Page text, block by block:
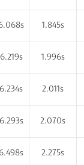
1.845s
1.996s
2.011s
2.070s
2.275s